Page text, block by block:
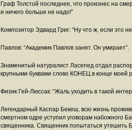
Граф Толстой последнее, что произнес на
и ничего больше не надо!”
Композитор Эдвард Григ: “Ну что ж, если это
Павлов: “Академик Павлов занят. Он умирает”.
Знаменитый натуралист Ласепед отдал
крупными буквами слово КОНЕЦ в конце моей
Физик Гей-Люссак: “Жаль уходить в такой
Легендарный Каспар Бекеш, всю жизнь
смертном одре уступил уговорам набожного
священника. Священник попытаться утешить